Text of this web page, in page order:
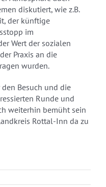
diskutiert, wie z.B.
der künftige
im
Wert der sozialen
Praxis an die
wurden.
den Besuch und die
Runde und
weiterhin bemüht sein
Rottal-Inn da zu